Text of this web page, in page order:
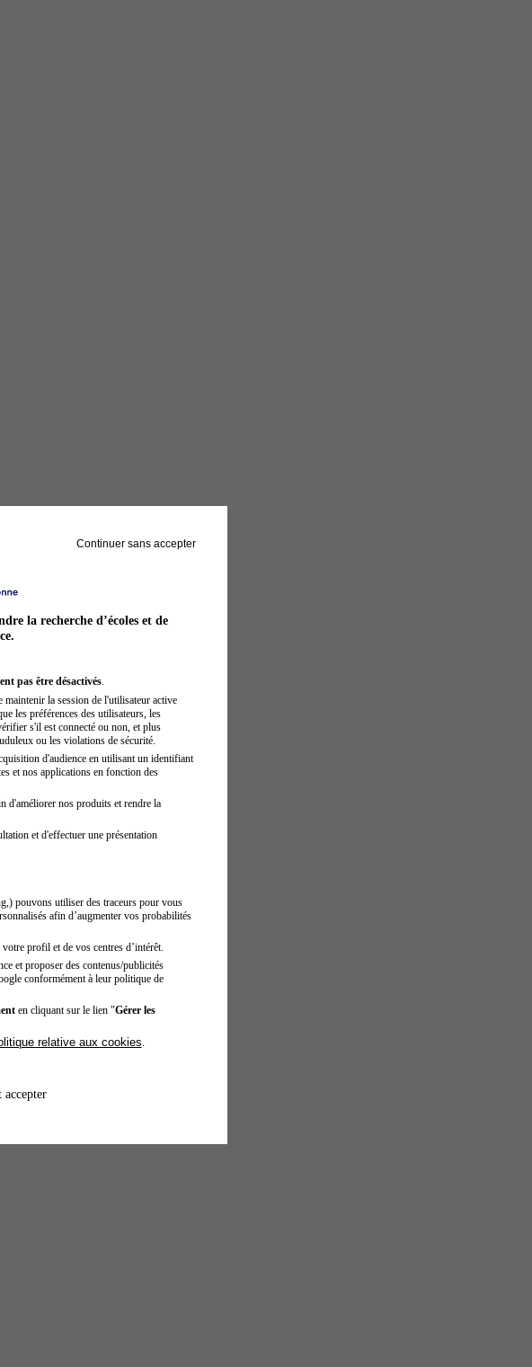
Continuer sans accepter
la recherche d’écoles et de
pas être désactivés.
maintenir la session de l'utilisateur active
les préférences des utilisateurs, les
s'il est connecté ou non, et plus
ou les violations de sécurité.
d'audience en utilisant un identifiant
et nos applications en fonction des
d'améliorer nos produits et rendre la
et d'effectuer une présentation
pouvons utiliser des traceurs pour vous
afin d’augmenter vos probabilités
profil et de vos centres d’intérêt.
et proposer des contenus/publicités
conformément à leur politique de
en cliquant sur le lien "Gérer les
relative aux cookies
accepter